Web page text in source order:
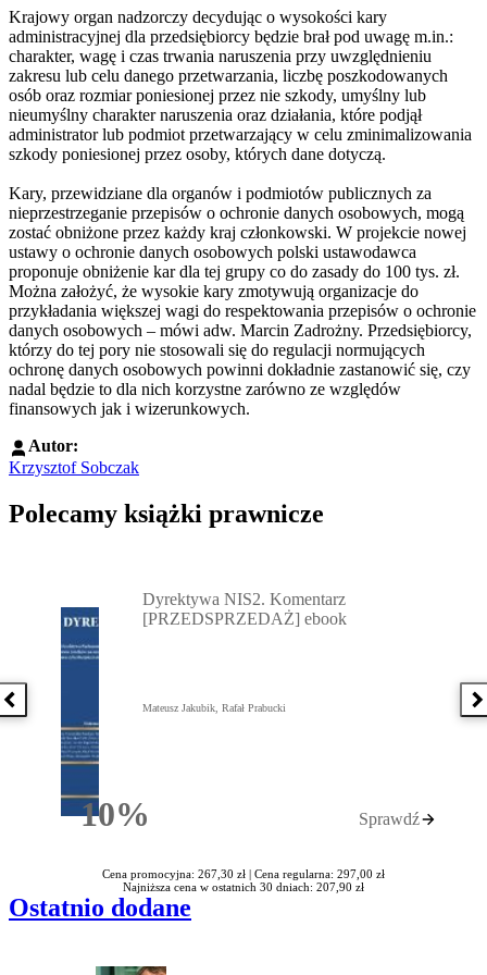
Krajowy organ nadzorczy decydując o wysokości kary
administracyjnej dla przedsiębiorcy będzie brał pod uwagę m.in.:
charakter, wagę i czas trwania naruszenia przy uwzględnieniu
zakresu lub celu danego przetwarzania, liczbę poszkodowanych
osób oraz rozmiar poniesionej przez nie szkody, umyślny lub
nieumyślny charakter naruszenia oraz działania, które podjął
administrator lub podmiot przetwarzający w celu zminimalizowania
szkody poniesionej przez osoby, których dane dotyczą.
Kary, przewidziane dla organów i podmiotów publicznych za
nieprzestrzeganie przepisów o ochronie danych osobowych, mogą
zostać obniżone przez każdy kraj członkowski. W projekcie nowej
ustawy o ochronie danych osobowych polski ustawodawca
proponuje obniżenie kar dla tej grupy co do zasady do 100 tys. zł.
Można założyć, że wysokie kary zmotywują organizacje do
przykładania większej wagi do respektowania przepisów o ochronie
danych osobowych – mówi adw. Marcin Zadrożny. Przedsiębiorcy,
którzy do tej pory nie stosowali się do regulacji normujących
ochronę danych osobowych powinni dokładnie zastanowić się, czy
nadal będzie to dla nich korzystne zarówno ze względów
finansowych jak i wizerunkowych.
Autor:
Krzysztof Sobczak
Polecamy książki prawnicze
Poprzednia książka
10%Rabatu
Dyrektywa NIS2. Komentarz
[PRZEDSPRZEDAŻ] ebook
Mateusz Jakubik, Rafał Prabucki
Sprawdź
Cena promocyjna: 267,30 zł | Cena regularna: 297,00 zł
Najniższa cena w ostatnich 30 dniach: 207,90 zł
Ostatnio dodane